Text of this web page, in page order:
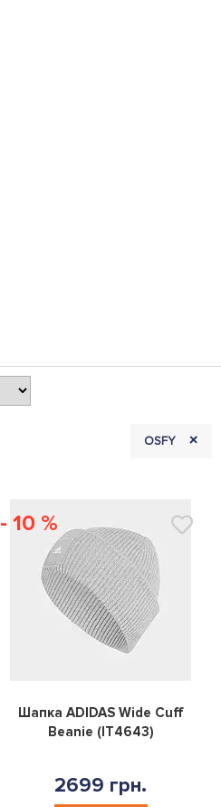
OSFY +
- 10 %
0
Шапка ADIDAS Wide Cuff
Beanie (IT4643)
2699 грн.